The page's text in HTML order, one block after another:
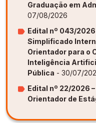
Graduação em
07/08/2026
Edital nº 043/
Simplificado
Orientador para o
Inteligência
Pública - 30/07/
Edital nº 22/2026
Orientador de